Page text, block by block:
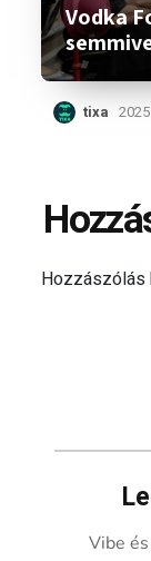
Vodka
tixa
Vibe